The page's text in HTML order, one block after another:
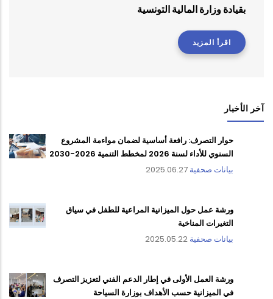
بقيادة وزارة المالية التونسية
اقرأ المزيد
آخر الأخبار
حوار التصرف: رافعة أساسية لضمان مواءمة المشروع
السنوي للأداء لسنة 2026 لمخطط التنمية 2026-2030
بيانات صحفية 2025.06.27
ورشة عمل حول الميزانية المراعية للطفل في سياق
التغيرات المناخية
بيانات صحفية 2025.05.22
ورشة العمل الأولى في إطار الدعم الفني لتعزيز التصرف
في الميزانية حسب الأهداف بوزارة السياحة